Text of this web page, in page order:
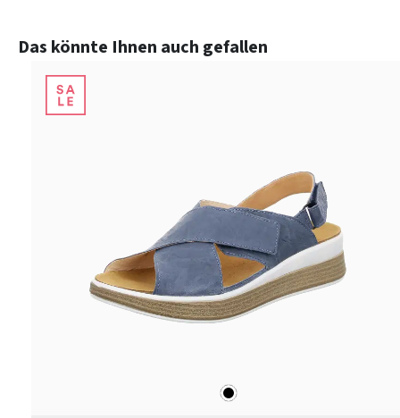
Produktgalerie überspringen
Das könnte Ihnen auch gefallen
schwarz